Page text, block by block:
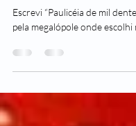
Pauliceia de Mil
pela megalópole onde escolhi